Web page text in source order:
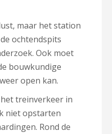
maar het station
ochtendspits
Ook moet
bouwkundige
open kan.
treinverkeer in
niet opstarten
Rond de